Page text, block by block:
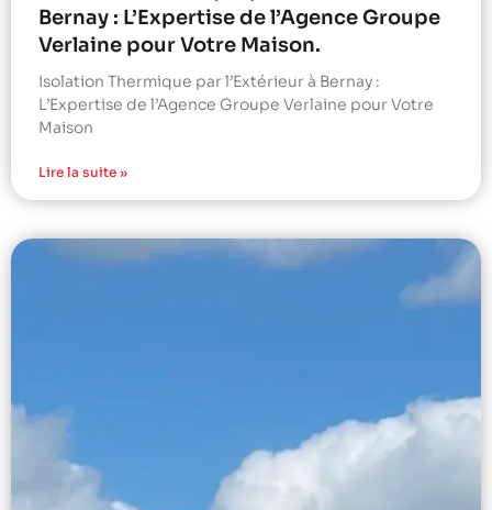
Bernay : L’Expertise de l’Agence Groupe
Verlaine pour Votre Maison.
Isolation Thermique par l’Extérieur à Bernay :
L’Expertise de l’Agence Groupe Verlaine pour Votre
Maison
Lire la suite »